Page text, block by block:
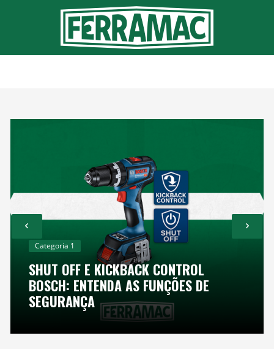
Categoria 1
SHUT OFF E KICKBACK CONTROL
BOSCH: ENTENDA AS FUNÇÕES DE
SEGURANÇA